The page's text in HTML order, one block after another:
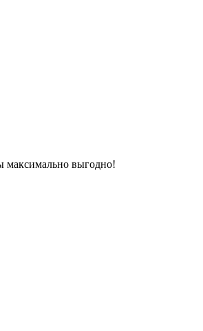
максимально выгодно!